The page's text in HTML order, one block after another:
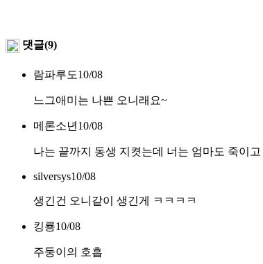
댓글(9)
람파루도10/08
느그애미는 나쁜 오니래요~
메론소년 10/08
나는 끝까지 동생 지켯는데 너는 엄마도 죽이
silversys10/08
생긴건 오니같이 생긴게 ㅋㅋㅋㅋ
킹룡10/08
주둥이의 호흡